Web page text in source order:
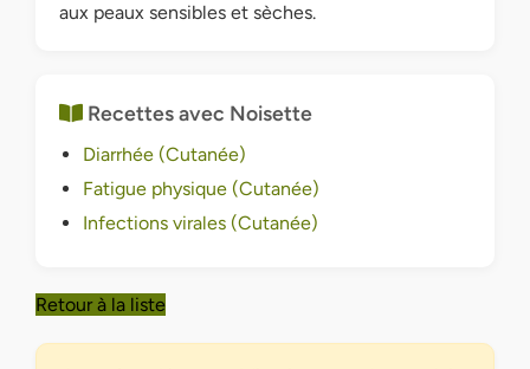
aux peaux sensibles et sèches.
Recettes avec Noisette
Diarrhée (Cutanée)
Fatigue physique (Cutanée)
Infections virales (Cutanée)
Retour à la liste